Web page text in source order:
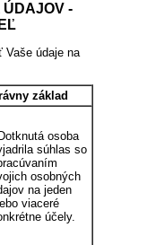
ÚDAJOV -
Vaše údaje na
základ
osoba
súhlas so
osobných
na jeden
viaceré
účely.